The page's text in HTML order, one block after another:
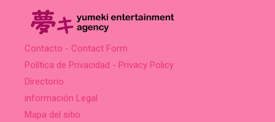
Contacto - Contact Form
Política de Privacidad - Privacy Policy
Directorio
información Legal
Mapa del sitio